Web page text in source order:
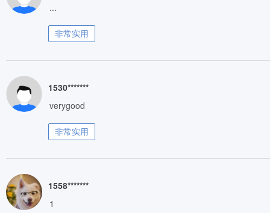
...
非常实用
1530*******
verygood
非常实用
1558*******
1